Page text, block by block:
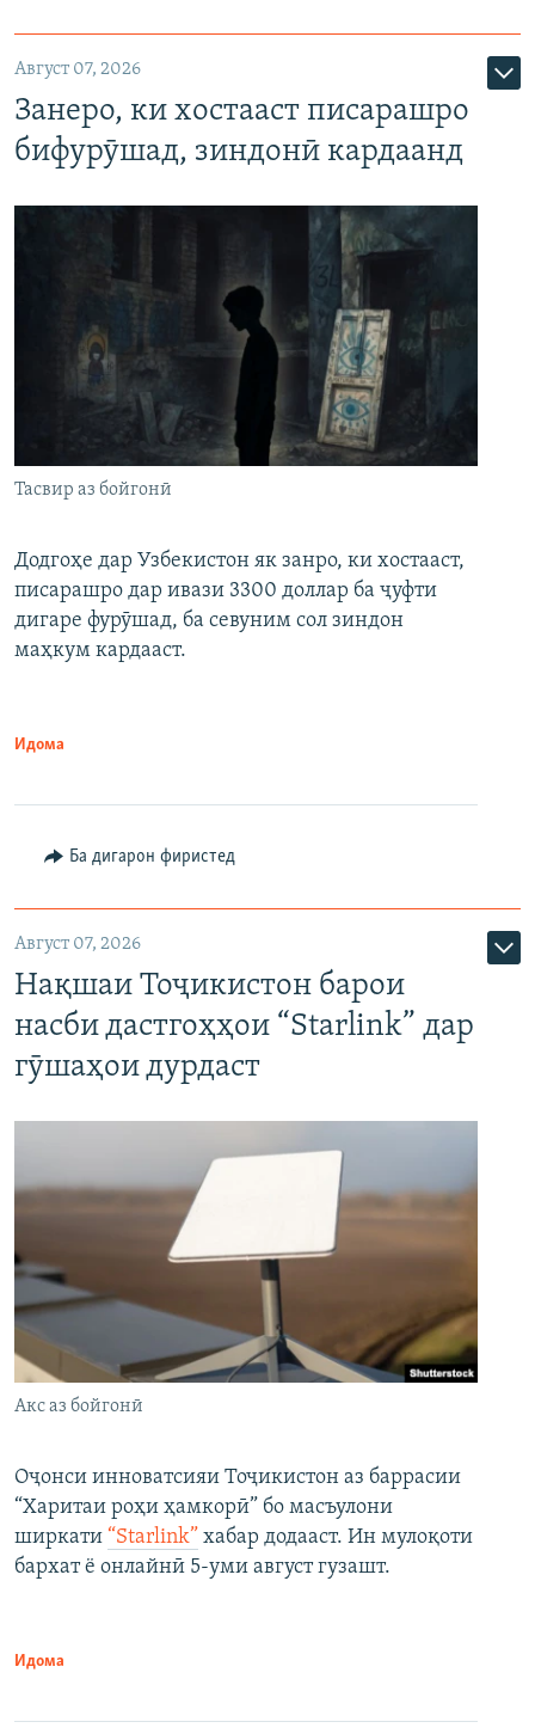
Август 07, 2026
Занеро, ки хостааст писарашро
бифурӯшад, зиндонӣ кардаанд
Тасвир аз бойгонӣ
Додгоҳе дар Узбекистон як занро, ки хостааст,
писарашро дар ивази 3300 доллар ба ҷуфти
дигаре фурӯшад, ба севуним сол зиндон
маҳкум кардааст.
Идома
Ба дигарон фиристед
Август 07, 2026
Нақшаи Тоҷикистон барои
насби дастгоҳҳои “Starlink” дар
гӯшаҳои дурдаст
Акс аз бойгонӣ
Оҷонси инноватсияи Тоҷикистон аз баррасии
“Харитаи роҳи ҳамкорӣ” бо масъулони
ширкати “Starlink” хабар додааст. Ин мулоқоти
бархат ё онлайнӣ 5-уми август гузашт.
Идома